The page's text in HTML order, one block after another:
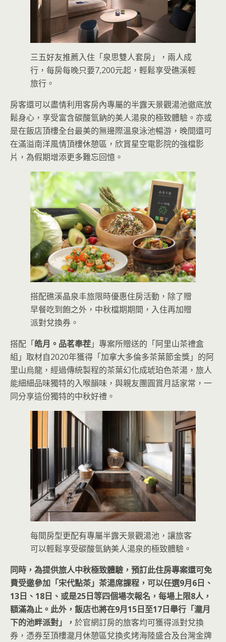
三五好友推薦入住「泉思雙人套房」，兩人成
行，每房每晚只要7,200元起，輕鬆享受礁溪輕
旅行。
房客還可以盡情利用客房內專屬的半露天景觀湯池徹底放
鬆身心，享受富含碳酸氫鈉的美人湯泉的極致體驗。亦或
是在飯店頂樓全台最美的無邊際溫泉泳池暢游，晚間還可
在滿溢南洋風情頂樓休憩區，欣賞星空電影院的強檔影
片，為假期增添更多難忘回憶。
搭配礁溪晶泉丰旅限時優惠住房活動，除了贈
早餐吃到飽之外，中秋檔期期間，入住再加贈
派對兌換券。
搭配「皓月。品茗奉茬」專案所贈送的「阿里山茶禮盒
組」取材自2020年獲得「加拿大多倫多茶葉節金獎」的阿
里山烏龍，經過傳統製程的茶葉幻化成琥珀色茶湯，旅人
能細細品味獨特的入喉韻味，與親友團圓賞月話家常，一
同分享這份獨特的中秋好禮。
每間房型更配有專屬半露天景觀湯池，讓旅客
可以輕鬆享受碳酸氫鈉美人湯泉的極致體驗。
同時，為提供旅人中秋極致體驗，預訂此住房專案還可免
費受邀參加「宋代點茶」茶湯席課程，可以任選9月6日、
13日、18日、或是25日等四個場次報名，每場上限8人，
額滿為止。此外，飯店也將在9月15日至17日舉行「瀧月
下的池畔派對」， 於官網訂房的旅客均可獲得派對兌換
券，憑券至頂樓瀧月休憩區兌換炙烤海陸盛合及台灣金牌